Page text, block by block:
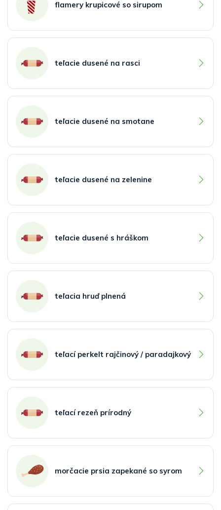
flamery krupicové so sirupom
teľacie dusené na rasci
teľacie dusené na smotane
teľacie dusené na zelenine
teľacie dusené s hráškom
teľacia hruď plnená
teľací perkelt rajčinový / paradajkový
teľací rezeň prírodný
morčacie prsia zapekané so syrom